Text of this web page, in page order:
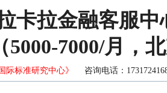
卡拉金融客服中
（5000-7000/月，北
际标准研究中心》 咨询电话：